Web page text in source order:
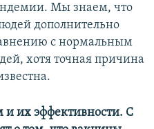
Мы знаем, что
дополнительно
с нормальным
хотя точная причина
и их эффективности. С